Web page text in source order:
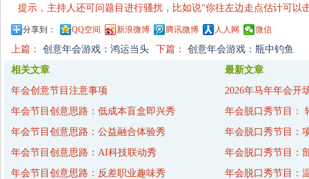
提示，主持人还可问题目进行骚扰，比如说“你往左边走点估计可以
分享到： QQ空间 新浪微博 腾讯微博 人人网 微信
上篇： 创意年会游戏：鸿运当头 下篇： 创意年会游戏：瓶中钓鱼
相关文章
最新文章
年会创意节目注意事项
年会节目创意思路：低成本盲盒即兴秀
年会节目创意思路：公益融合体验秀
年会节目创意思路：AI科技联动秀
年会节目创意思路：反差职业趣味秀
2026年马年年会开
年会脱口秀节目：
年会脱口秀节目：
年会脱口秀节目：
年会脱口秀节目：